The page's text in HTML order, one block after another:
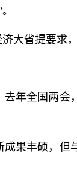
大省提要求
年全国两会，
果丰硕，但